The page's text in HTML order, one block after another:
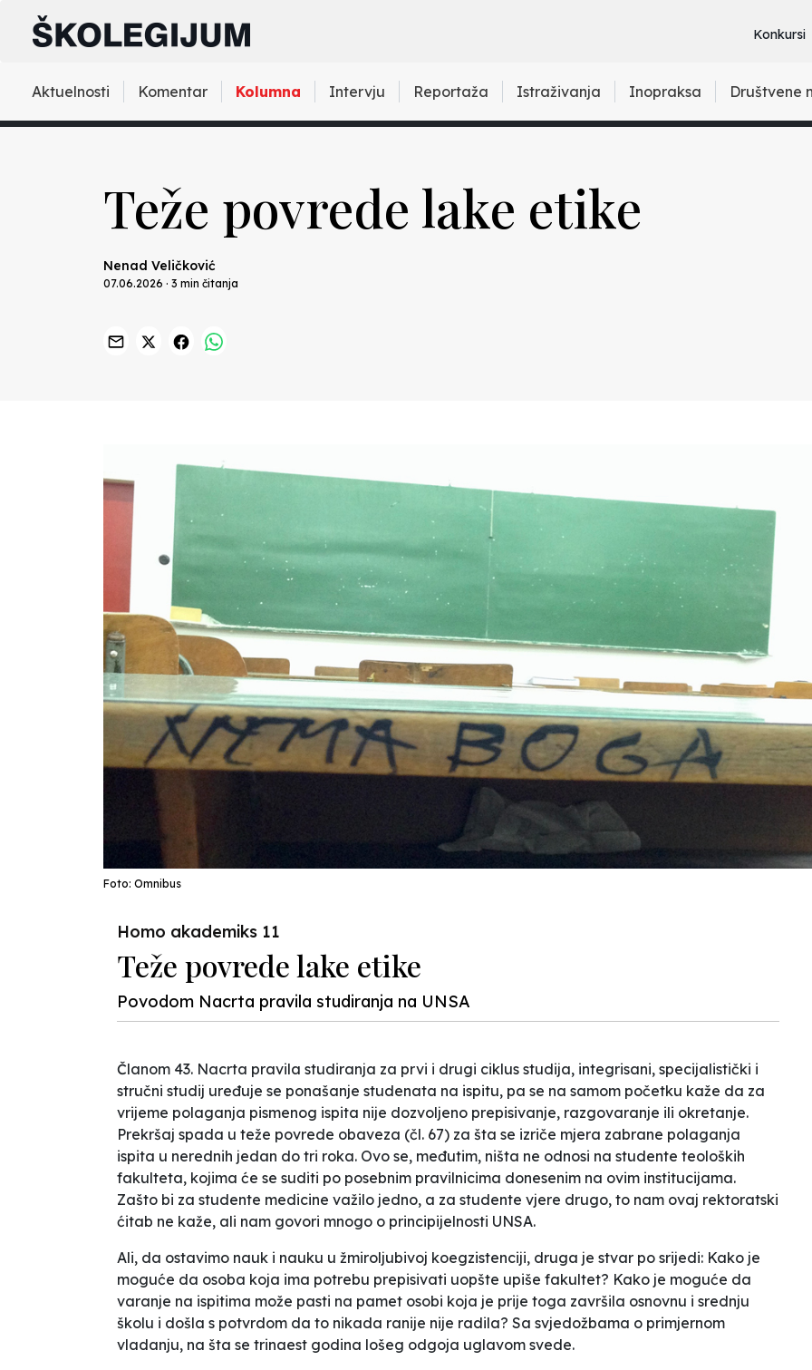
Konkursi
Aktuelnosti Komentar Kolumna Intervju Reportaža Istraživanja Inopraksa Društvene
Teže povrede lake etike
Nenad Veličković
07.06.2026 · 3 min čitanja
Foto: Omnibus
Homo akademiks 11
Teže povrede lake etike
Povodom Nacrta pravila studiranja na UNSA
Članom 43. Nacrta pravila studiranja za prvi i drugi ciklus studija, integrisani, specijalistički i
stručni studij uređuje se ponašanje studenata na ispitu, pa se na samom početku kaže da za
vrijeme polaganja pismenog ispita nije dozvoljeno prepisivanje, razgovaranje ili okretanje.
Prekršaj spada u teže povrede obaveza (čl. 67) za šta se izriče mjera zabrane polaganja
ispita u nerednih jedan do tri roka. Ovo se, međutim, ništa ne odnosi na studente teoloških
fakulteta, kojima će se suditi po posebnim pravilnicima donesenim na ovim institucijama.
Zašto bi za studente medicine važilo jedno, a za studente vjere drugo, to nam ovaj rektoratski
ćitab ne kaže, ali nam govori mnogo o principijelnosti UNSA.
Ali, da ostavimo nauk i nauku u žmiroljubivoj koegzistenciji, druga je stvar po srijedi: Kako je
moguće da osoba koja ima potrebu prepisivati uopšte upiše fakultet? Kako je moguće da
varanje na ispitima može pasti na pamet osobi koja je prije toga završila osnovnu i srednju
školu i došla s potvrdom da to nikada ranije nije radila? Sa svjedožbama o primjernom
vladanju, na šta se trinaest godina lošeg odgoja uglavom svede.